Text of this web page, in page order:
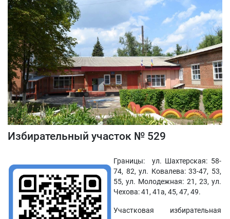
Избирательный участок № 529
Границы: ул. Шахтерская: 58-
74, 82, ул. Ковалева: 33-47, 53,
55, ул. Молодежная: 21, 23, ул.
Чехова: 41, 41а, 45, 47, 49.
Участковая избирательная